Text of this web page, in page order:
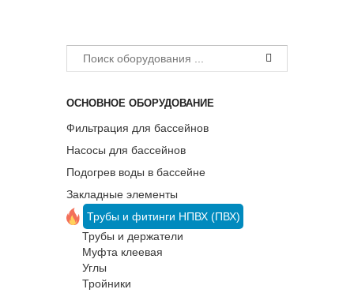
ОСНОВНОЕ ОБОРУДОВАНИЕ
Фильтрация для бассейнов
Насосы для бассейнов
Подогрев воды в бассейне
Закладные элементы
Трубы и фитинги НПВХ (ПВХ)
Трубы и держатели
Муфта клеевая
Углы
Тройники